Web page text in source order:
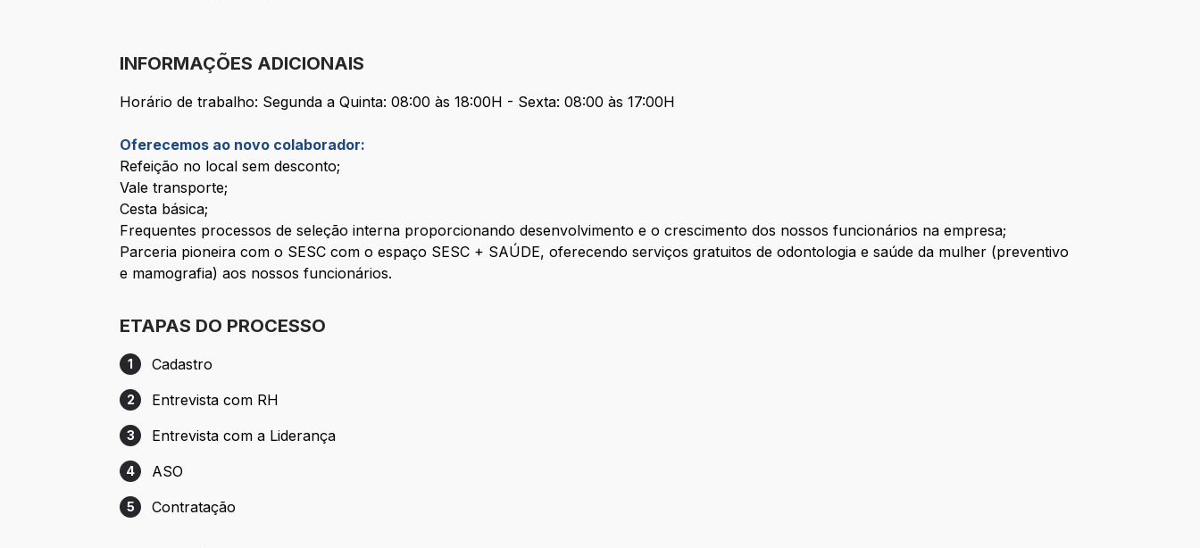
INFORMAÇÕES ADICIONAIS
Horário de trabalho: Segunda a Quinta: 08:00 às 18:00H - Sexta: 08:00 às 17:00H
Oferecemos ao novo colaborador:
Refeição no local sem desconto;
Vale transporte;
Cesta básica;
Frequentes processos de seleção interna proporcionando desenvolvimento e o crescimento dos nossos funcionários na empresa;
Parceria pioneira com o SESC com o espaço SESC + SAÚDE, oferecendo serviços gratuitos de odontologia e saúde da mulher (preventivo
e mamografia) aos nossos funcionários.
ETAPAS DO PROCESSO
Etapa 1: Cadastro
1 Cadastro
Etapa 2: Entrevista com RH
2 Entrevista com RH
Etapa 3: Entrevista com a Liderança
3 Entrevista com a Liderança
Etapa 4: ASO
4 ASO
Etapa 5: Contratação
5 Contratação